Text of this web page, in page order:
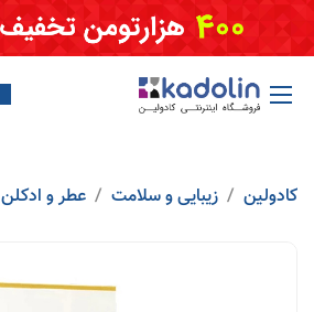
Skip to Content
کادولین زیبایی و سلامت عطر و ادکلن